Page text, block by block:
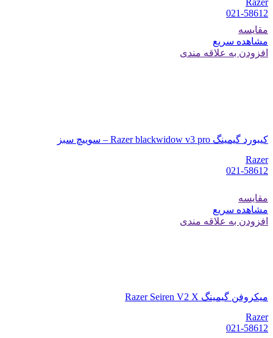
021-58612
مقایسه
مشاهده سریع
افزودن به علاقه مندی
کیبورد گیمینگ Razer blackwidow v3 pro – سوییچ سبز
Razer
021-58612
مقایسه
مشاهده سریع
افزودن به علاقه مندی
میکروفن گیمینگ Razer Seiren V2 X
Razer
021-58612